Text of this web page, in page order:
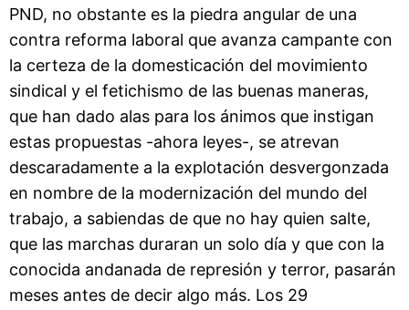
PND, no obstante es la piedra angular de una
contra reforma laboral que avanza campante con
la certeza de la domesticación del movimiento
sindical y el fetichismo de las buenas maneras,
que han dado alas para los ánimos que instigan
estas propuestas -ahora leyes-, se atrevan
descaradamente a la explotación desvergonzada
en nombre de la modernización del mundo del
trabajo, a sabiendas de que no hay quien salte,
que las marchas duraran un solo día y que con la
conocida andanada de represión y terror, pasarán
meses antes de decir algo más. Los 29